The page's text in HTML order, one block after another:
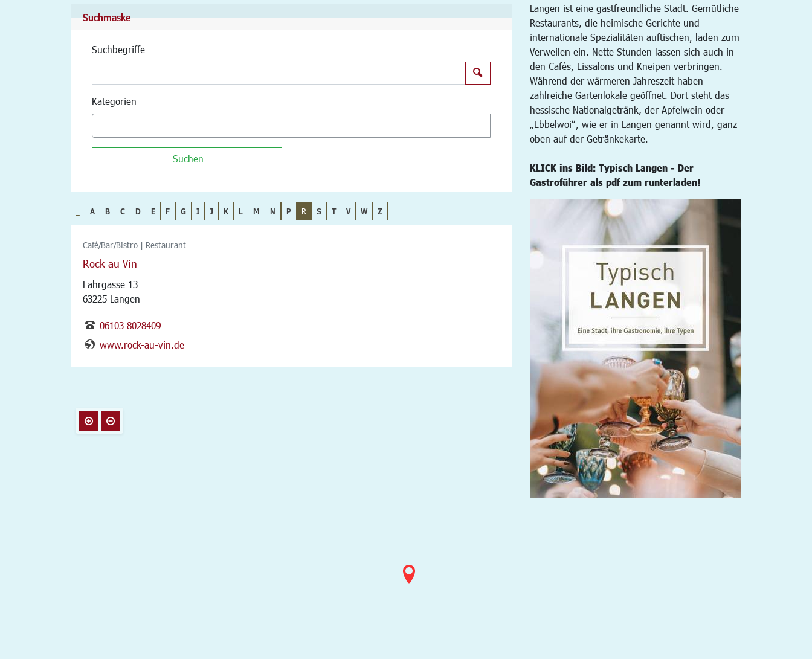
Langen ist eine gastfreundliche Stadt. Gemütliche
Restaurants, die heimische Gerichte und
internationale Spezialitäten auftischen, laden zum
Verweilen ein. Nette Stunden lassen sich auch in
den Cafés, Eissalons und Kneipen verbringen.
Während der wärmeren Jahreszeit haben
zahlreiche Gartenlokale geöffnet. Dort steht das
hessische Nationalgetränk, der Apfelwein oder
„Ebbelwoi“, wie er in Langen genannt wird, ganz
oben auf der Getränkekarte.
KLICK ins Bild: Typisch Langen - Der
Gastroführer als pdf zum runterladen!
Suchmaske
Suchbegriffe
Kategorien
Suchen
A B C D E F G I J K L M N P R S T V W Z
Café/Bar/Bistro | Restaurant
Rock au Vin
Fahrgasse 13
63225 Langen
06103 8028409
www.rock-au-vin.de